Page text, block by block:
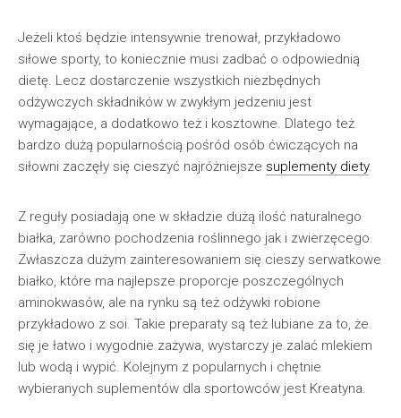
Jeżeli ktoś będzie intensywnie trenował, przykładowo
siłowe sporty, to koniecznie musi zadbać o odpowiednią
dietę. Lecz dostarczenie wszystkich niezbędnych
odżywczych składników w zwykłym jedzeniu jest
wymagające, a dodatkowo też i kosztowne. Dlatego też
bardzo dużą popularnością pośród osób ćwiczących na
siłowni zaczęły się cieszyć najróżniejsze suplementy diety.
Z reguły posiadają one w składzie dużą ilość naturalnego
białka, zarówno pochodzenia roślinnego jak i zwierzęcego.
Zwłaszcza dużym zainteresowaniem się cieszy serwatkowe
białko, które ma najlepsze proporcje poszczególnych
aminokwasów, ale na rynku są też odżywki robione
przykładowo z soi. Takie preparaty są też lubiane za to, że
się je łatwo i wygodnie zażywa, wystarczy je zalać mlekiem
lub wodą i wypić. Kolejnym z popularnych i chętnie
wybieranych suplementów dla sportowców jest Kreatyna.